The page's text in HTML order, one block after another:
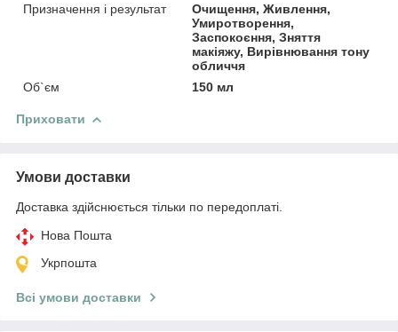
Призначення і результат
Очищення, Живлення,
Умиротворення,
Заспокоєння, Зняття
макіяжу, Вирівнювання тону
обличчя
Об`єм
150 мл
Приховати
Умови доставки
Доставка здійснюється тільки по передоплаті.
Нова Пошта
Укрпошта
Всі умови доставки